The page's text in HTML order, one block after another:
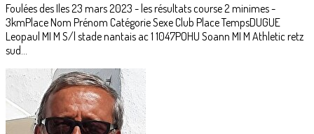
Foulées des Iles 23 mars 2023 - les résultats course 2 minimes -
3kmPlace Nom Prénom Catégorie Sexe Club Place TempsDUGUE
Leopaul MI M S/l stade nantais ac 1 1047POHU Soann MI M Athletic retz
sud...